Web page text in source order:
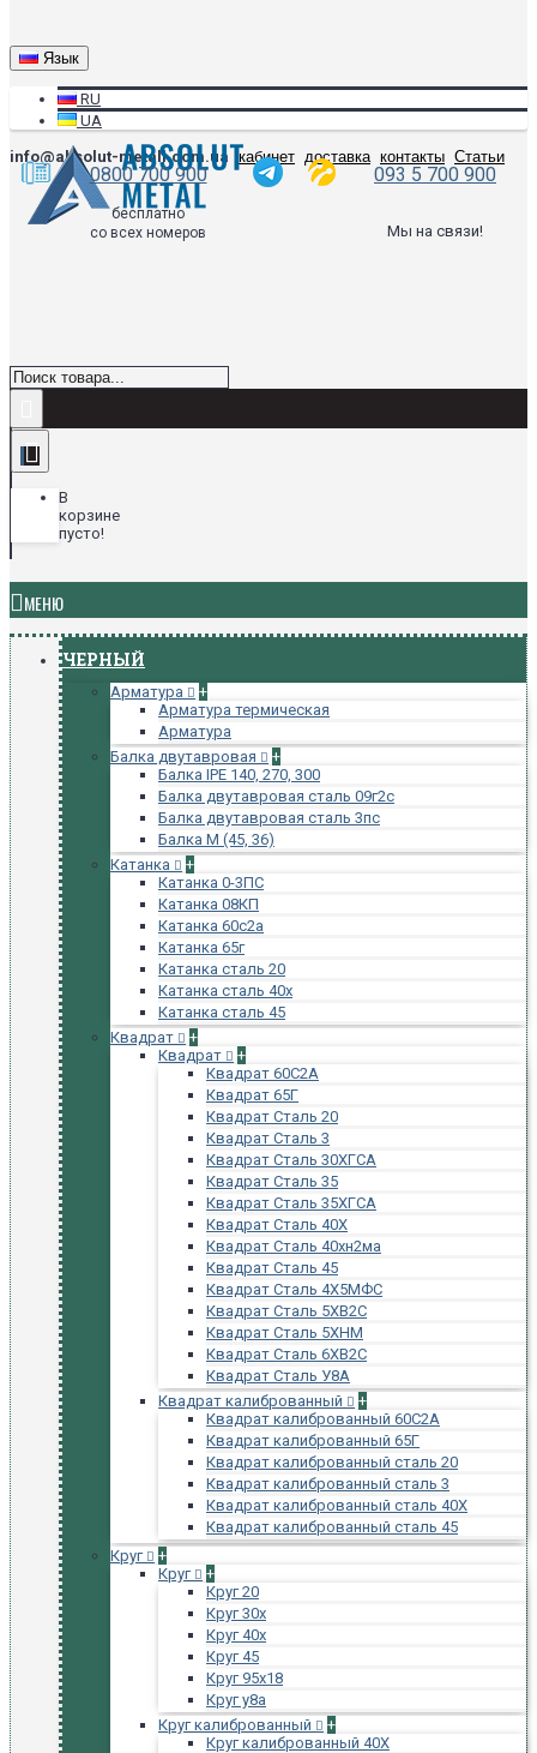
Язык
RU
UA
info@absolut-metall.com.ua
кабинет доставка контакты Статьи
0800 700 900 093 5 700 900
бесплатно
со всех номеров
Мы на связи!
В
корзине
пусто!
МЕНЮ
ЧЕРНЫЙ
Арматура
+
Арматура термическая
Арматура
Балка двутавровая
+
Балка IPE 140, 270, 300
Балка двутавровая сталь 09г2с
Балка двутавровая сталь 3пс
Балка М (45, 36)
Катанка
+
Катанка 0-3ПС
Катанка 08КП
Катанка 60с2а
Катанка 65г
Катанка сталь 20
Катанка сталь 40х
Катанка сталь 45
Квадрат
+
Квадрат
+
Квадрат 60С2А
Квадрат 65Г
Квадрат Сталь 20
Квадрат Сталь 3
Квадрат Сталь 30ХГСА
Квадрат Сталь 35
Квадрат Сталь 35ХГСА
Квадрат Сталь 40Х
Квадрат Сталь 40хн2ма
Квадрат Сталь 45
Квадрат Сталь 4Х5МФС
Квадрат Сталь 5ХВ2С
Квадрат Сталь 5ХНМ
Квадрат Сталь 6ХВ2С
Квадрат Сталь У8А
Квадрат калиброванный
+
Квадрат калиброванный 60С2А
Квадрат калиброванный 65Г
Квадрат калиброванный сталь 20
Квадрат калиброванный сталь 3
Квадрат калиброванный сталь 40Х
Квадрат калиброванный сталь 45
Круг
+
Круг
+
Круг 20
Круг 30х
Круг 40х
Круг 45
Круг 95х18
Круг у8а
Круг калиброванный
+
Круг калиброванный 40Х